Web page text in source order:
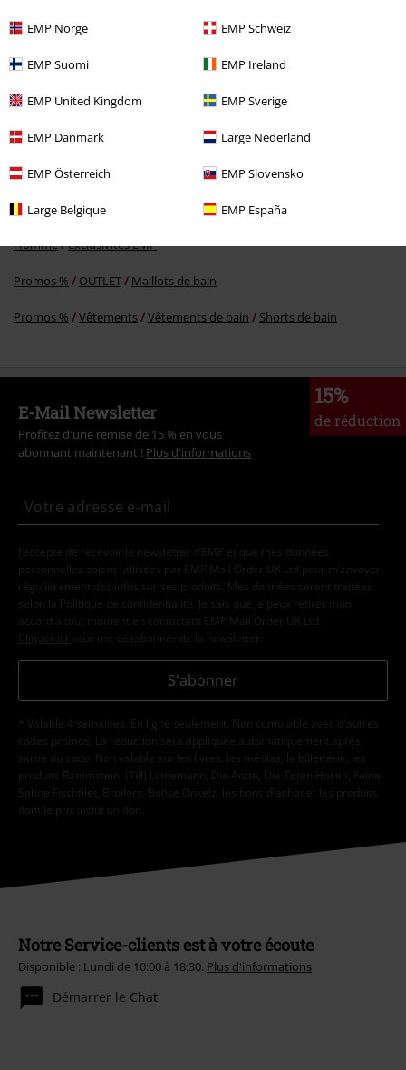
EMP Norge EMP Schweiz
EMP Suomi EMP Ireland
EMP United Kingdom EMP Sverige
EMP Danmark Large Nederland
EMP Österreich EMP Slovensko
Large Belgique EMP España
PVC€ 34,99
Plus de catégories. Plus d'options.
Homme Les marques EMP
Homme Vêtements Vêtements de bain Shorts de bain
Homme Exclusivités EMP
Promos % OUTLET Maillots de bain
Promos % Vêtements Vêtements de bain Shorts de bain
15%
de réduction
E-Mail Newsletter
Profitez d'une remise de 15 % en vous
abonnant maintenant ! Plus d'informations
J’accepte de recevoir la newsletter d’EMP et que mes données
personnelles soient utilisées par EMP Mail Order UK Ltd pour m’envoyer
régulièrement des infos sur ses produits. Mes données seront traitées
selon la
Politique de confidentialité . Je sais que je peux retirer mon
accord à tout moment en contactant EMP Mail Order UK Ltd.
Cliquer ici pour me désabonner de la newsletter.
S'abonner
* Valable 4 semaines. En ligne seulement. Non cumulable avec d'autres
codes promos. La réduction sera appliquée automatiquement après
saisie du code. Non valable sur les livres, les médias, la billetterie, les
produits Rammstein, (Till) Lindemann, Die Ärzte, Die Toten Hosen, Feine
Sahne Fischfilet, Broilers, Böhse Onkelz, les bons d'achat et les produits
dont le prix inclut un don.
Notre Service-clients est à votre écoute
Disponible : Lundi de 10:00 à 18:30. Plus d'informations
Démarrer le Chat